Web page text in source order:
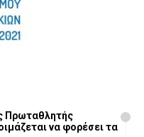
Πρωταθλητής
να φορέσει τα